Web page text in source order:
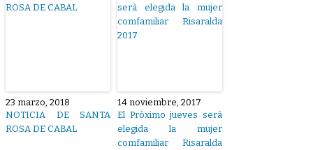
23 marzo, 2018
NOTICIA DE SANTA
ROSA DE CABAL
14 noviembre, 2017
El Pròximo jueves serà
elegida la mujer
comfamiliar Risaralda